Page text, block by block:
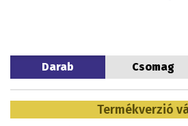
Darab Csomag
Termékverzió